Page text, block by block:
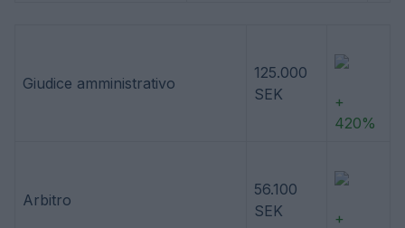
Giudice amministrativo
125.000
SEK
+
420%
Arbitro
56.100
SEK
+